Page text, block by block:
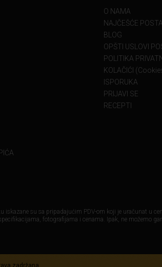
O NAMA
NAJČEŠĆE
BLOG
OPŠTI USLOVI
POLITIKA
KOLAČIĆI
ISPORUKA
PRIJAVI SE
RECEPTI
iskazane su sa pripadajućim PDV-om koji je uračunat u
fotografijama i cenama. Ipak, ne možemo
zadržana